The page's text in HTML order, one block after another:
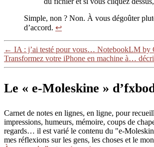
Simple, non ? Non. À vous dégoûter
d’accord. ↩
← IA : j’ai testé pour vous… NotebookLM by
Transformez votre iPhone en machine à…
Le « e-Moleskine »
Carnet de notes en lignes, en ligne, pour
impressions, humeurs, mémoire, coups de
regards… il est varié le contenu du "e-
mes réflexions sur les gens, les choses et le